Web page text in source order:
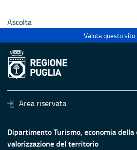
Ascolta
Valuta questo sito
Area riservata
Dipartimento Turismo, economia
valorizzazione del territorio